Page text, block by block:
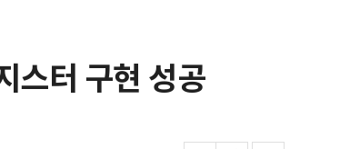
스터 구현 성공